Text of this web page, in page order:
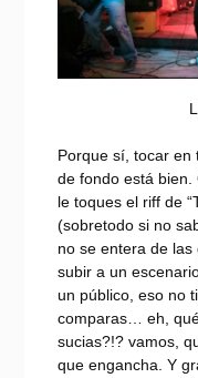
Porque sí, tocar en
de fondo está bien.
le toques el riff de
(sobretodo si no
no se entera de
subir a un
un público, eso no
comparas… eh,
sucias?!? vamos,
que engancha. Y